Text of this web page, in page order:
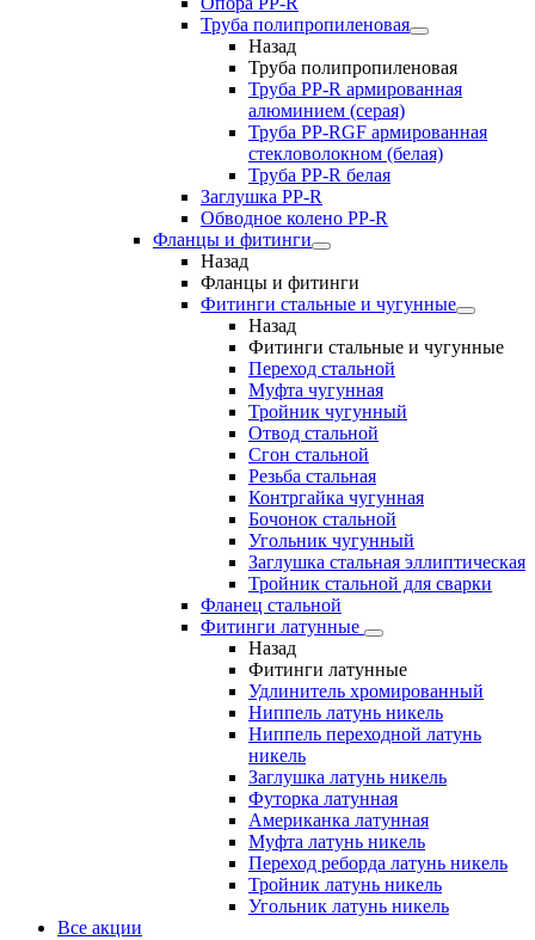
Труба полипропиленовая
Назад
Труба полипропиленовая
Труба PP-R армированная
алюминием (серая)
Труба PP-RGF армированная
стекловолокном (белая)
Труба РР-R белая
Заглушка PP-R
Обводное колено PP-R
Фланцы и фитинги
Назад
Фланцы и фитинги
Фитинги стальные и чугунные
Назад
Фитинги стальные и чугунные
Переход стальной
Муфта чугунная
Тройник чугунный
Отвод стальной
Сгон стальной
Резьба стальная
Контргайка чугунная
Бочонок стальной
Угольник чугунный
Заглушка стальная эллиптическая
Тройник стальной для сварки
Фланец стальной
Фитинги латунные
Назад
Фитинги латунные
Удлинитель хромированный
Ниппель латунь никель
Ниппель переходной латунь
никель
Заглушка латунь никель
Футорка латунная
Американка латунная
Муфта латунь никель
Переход реборда латунь никель
Тройник латунь никель
Угольник латунь никель
Все акции